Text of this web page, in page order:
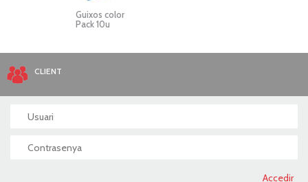
Guixos color
Pack 10u
CLIENT